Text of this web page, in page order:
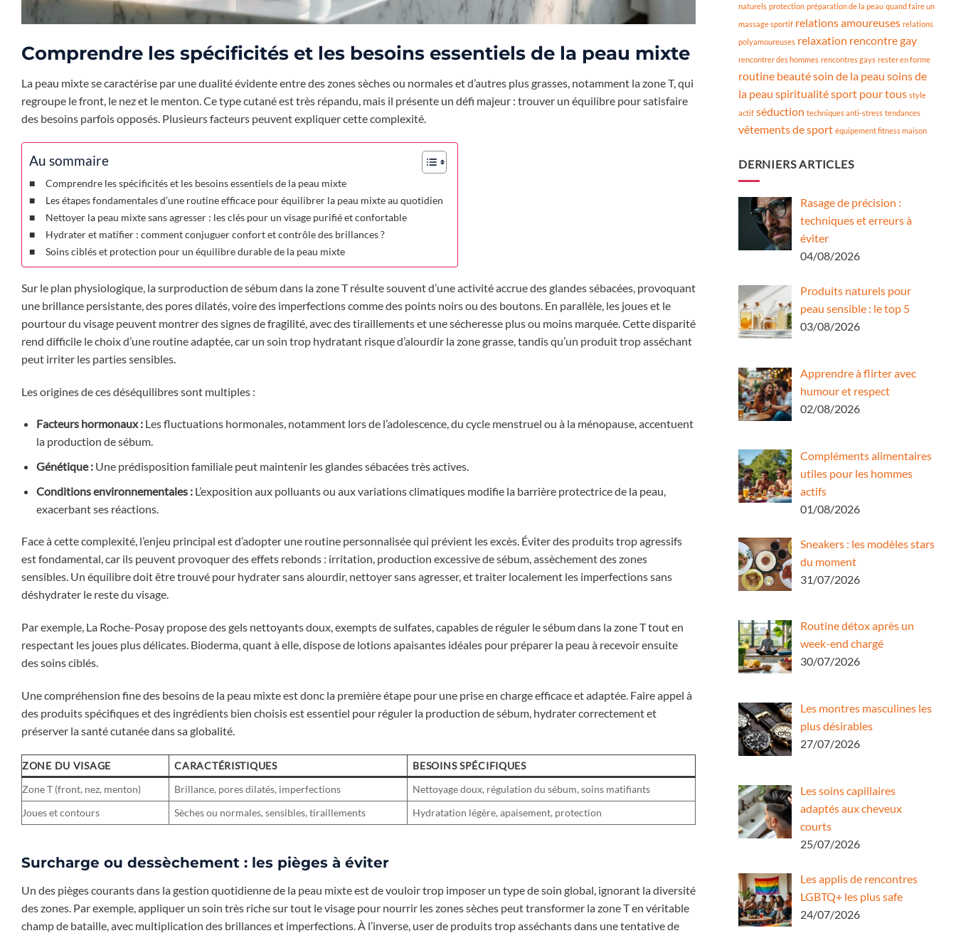
Comprendre les spécificités et les besoins essentiels de la peau mixte
La peau mixte se caractérise par une dualité évidente entre des zones sèches ou normales et d’autres plus grasses, notamment la zone T, qui
regroupe le front, le nez et le menton. Ce type cutané est très répandu, mais il présente un défi majeur : trouver un équilibre pour satisfaire
des besoins parfois opposés. Plusieurs facteurs peuvent expliquer cette complexité.
Au sommaire
Comprendre les spécificités et les besoins essentiels de la peau mixte
Les étapes fondamentales d’une routine efficace pour équilibrer la peau mixte au quotidien
Nettoyer la peau mixte sans agresser : les clés pour un visage purifié et confortable
Hydrater et matifier : comment conjuguer confort et contrôle des brillances ?
Soins ciblés et protection pour un équilibre durable de la peau mixte
Sur le plan physiologique, la surproduction de sébum dans la zone T résulte souvent d’une activité accrue des glandes sébacées, provoquant
une brillance persistante, des pores dilatés, voire des imperfections comme des points noirs ou des boutons. En parallèle, les joues et le
pourtour du visage peuvent montrer des signes de fragilité, avec des tiraillements et une sécheresse plus ou moins marquée. Cette disparité
rend difficile le choix d’une routine adaptée, car un soin trop hydratant risque d’alourdir la zone grasse, tandis qu’un produit trop asséchant
peut irriter les parties sensibles.
Les origines de ces déséquilibres sont multiples :
Facteurs hormonaux :Les fluctuations hormonales, notamment lors de l’adolescence, du cycle menstruel ou à la ménopause, accentuent
la production de sébum.
Génétique :Une prédisposition familiale peut maintenir les glandes sébacées très actives.
Conditions environnementales :L’exposition aux polluants ou aux variations climatiques modifie la barrière protectrice de la peau,
exacerbant ses réactions.
Face à cette complexité, l’enjeu principal est d’adopter une routine personnalisée qui prévient les excès. Éviter des produits trop agressifs
est fondamental, car ils peuvent provoquer des effets rebonds : irritation, production excessive de sébum, assèchement des zones
sensibles. Un équilibre doit être trouvé pour hydrater sans alourdir, nettoyer sans agresser, et traiter localement les imperfections sans
déshydrater le reste du visage.
Par exemple, La Roche-Posay propose des gels nettoyants doux, exempts de sulfates, capables de réguler le sébum dans la zone T tout en
respectant les joues plus délicates. Bioderma, quant à elle, dispose de lotions apaisantes idéales pour préparer la peau à recevoir ensuite
des soins ciblés.
Une compréhension fine des besoins de la peau mixte est donc la première étape pour une prise en charge efficace et adaptée. Faire appel à
des produits spécifiques et des ingrédients bien choisis est essentiel pour réguler la production de sébum, hydrater correctement et
préserver la santé cutanée dans sa globalité.
ZONE DU VISAGE CARACTÉRISTIQUES
BESOINS SPÉCIFIQUES
Zone T (front, nez, menton)
Brillance, pores dilatés, imperfections
Nettoyage doux, régulation du sébum, soins matifiants
Joues et contours
Sèches ou normales, sensibles, tiraillements Hydratation légère, apaisement, protection
Surcharge ou dessèchement : les pièges à éviter
Un des pièges courants dans la gestion quotidienne de la peau mixte est de vouloir trop imposer un type de soin global, ignorant la diversité
des zones. Par exemple, appliquer un soin très riche sur tout le visage pour nourrir les zones sèches peut transformer la zone T en véritable
champ de bataille, avec multiplication des brillances et imperfections. À l’inverse, user de produits trop asséchants dans une tentative de
naturels protection préparation de la peau quand faire un
massage sportif relations amoureuses relations
polyamoureuses relaxation rencontre gay
rencontrer des hommes rencontres gays rester en forme
routine beautésoin de la peau soins de
la peau spiritualitésport pour tous style
actif séduction techniques anti-stress tendances
vêtements de sport équipement fitness maison
DERNIERS ARTICLES
Rasage de précision :
techniques et erreurs à
éviter
04/08/2026
Produits naturels pour
peau sensible : le top 5
03/08/2026
Apprendre à flirter avec
humour et respect
02/08/2026
Compléments alimentaires
utiles pour les hommes
actifs
01/08/2026
Sneakers : les modèles stars
du moment
31/07/2026
Routine détox après un
week-end chargé
30/07/2026
Les montres masculines les
plus désirables
27/07/2026
Les soins capillaires
adaptés aux cheveux
courts
25/07/2026
Les applis de rencontres
LGBTQ+ les plus safe
24/07/2026